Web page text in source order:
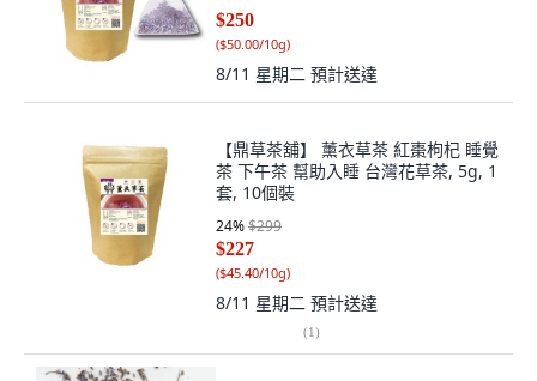
$250
($50.00/10g)
8/11 星期二 預計送達
【鼎草茶舖】 薰衣草茶 紅棗枸杞 睡覺
茶 下午茶 幫助入睡 台灣花草茶, 5g, 1
套, 10個裝
24%$299
$227
($45.40/10g)
8/11 星期二 預計送達
(1)